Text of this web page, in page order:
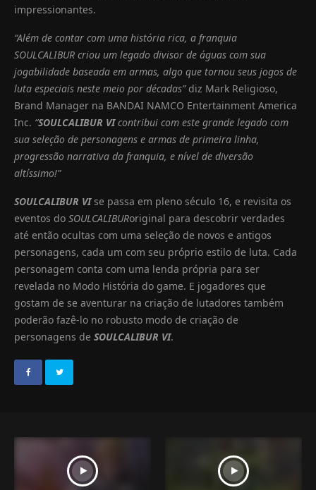
impressionantes.
“Além de contar com uma história rica, a franquia
SOULCALIBUR criou um legado divisor de águas com sua
jogabilidade baseada em armas, algo que tornou seus jogos de
luta especiais neste meio por décadas” diz Mark Religioso,
Brand Manager na BANDAI NAMCO Entertainment America
Inc. “SOULCALIBUR VIcontribui com este grande legado com
sua seleção de personagens e armas de primeira linha,
progressão narrativa da franquia, e nível de diversão
altíssimo!”
SOULCALIBUR VIse passa em pleno século 16, e revisita os
eventos doSOULCALIBURoriginal para descobrir verdades
até então ocultas com uma seleção de novos e antigos
personagens, cada um com seu próprio estilo de luta. Cada
personagem conta com uma lenda própria para ser
revelada no Modo História do game. E jogadores que
gostam de se aventurar na criação de lutadores também
poderão fazê-lo no robusto modo de criação de
personagens deSOULCALIBUR VI.